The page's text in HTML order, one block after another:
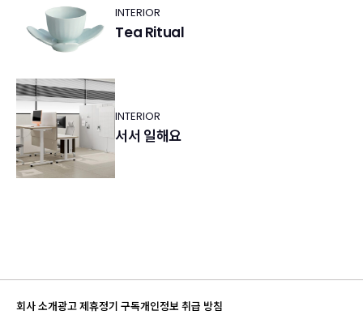
INTERIOR
Tea Ritual
INTERIOR
서서 일해요
회사 소개광고 제휴정기 구독개인정보 취급 방침